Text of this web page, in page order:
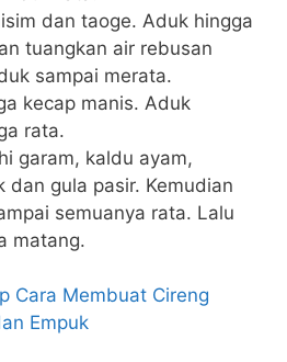
dan taoge. Aduk hingga
tuangkan air rebusan
sampai merata.
kecap manis. Aduk
rata.
garam, kaldu ayam,
dan gula pasir. Kemudian
semuanya rata. Lalu
matang.
Cara Membuat Cireng
Empuk